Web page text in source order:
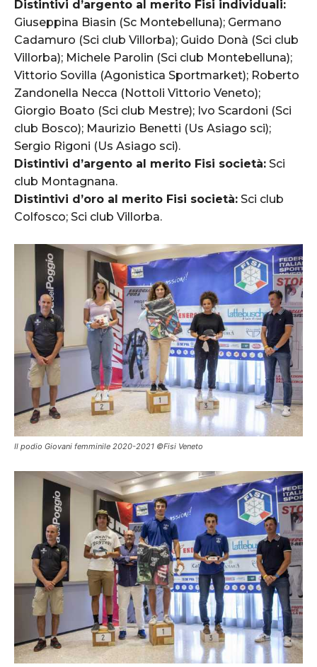
Distintivi d’argento al merito Fisi individuali:
Giuseppina Biasin (Sc Montebelluna); Germano
Cadamuro (Sci club Villorba); Guido Donà (Sci club
Villorba); Michele Parolin (Sci club Montebelluna);
Vittorio Sovilla (Agonistica Sportmarket); Roberto
Zandonella Necca (Nottoli Vittorio Veneto);
Giorgio Boato (Sci club Mestre); Ivo Scardoni (Sci
club Bosco); Maurizio Benetti (Us Asiago sci);
Sergio Rigoni (Us Asiago sci).
Distintivi d’argento al merito Fisi società: Sci
club Montagnana.
Distintivi d’oro al merito Fisi società: Sci club
Colfosco; Sci club Villorba.
Il podio Giovani femminile 2020-2021 ©Fisi Veneto